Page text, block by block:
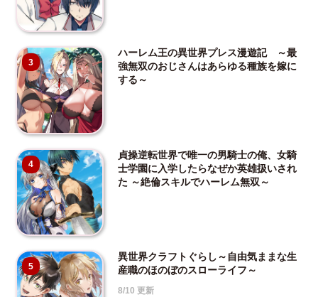
3
ハーレム王の異世界プレス漫遊記 ～最
強無双のおじさんはあらゆる種族を嫁に
する～
4
貞操逆転世界で唯一の男騎士の俺、女騎
士学園に入学したらなぜか英雄扱いされ
た ～絶倫スキルでハーレム無双～
5
異世界クラフトぐらし～自由気ままな生
産職のほのぼのスローライフ～
8/10 更新